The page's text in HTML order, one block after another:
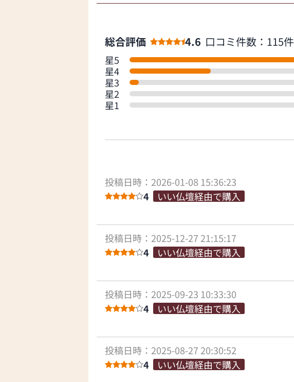
総合評価 4.6 口コミ件数：115件
星5
星4
星3
星2
星1
投稿日時：2026-01-08 15:36:23
4
いい仏壇経由で購入
投稿日時：2025-12-27 21:15:17
4
いい仏壇経由で購入
投稿日時：2025-09-23 10:33:30
4
いい仏壇経由で購入
投稿日時：2025-08-27 20:30:52
4
いい仏壇経由で購入